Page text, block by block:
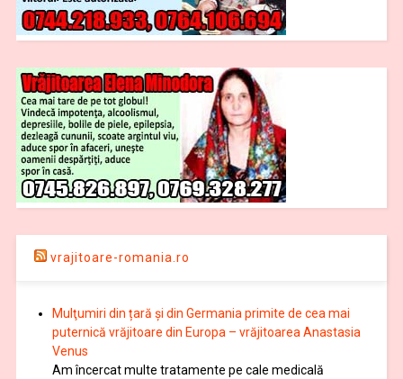
vrajitoare-romania.ro
Mulţumiri din țară și din Germania primite de cea mai
puternică vrăjitoare din Europa – vrăjitoarea Anastasia
Venus
Am încercat multe tratamente pe cale medicală